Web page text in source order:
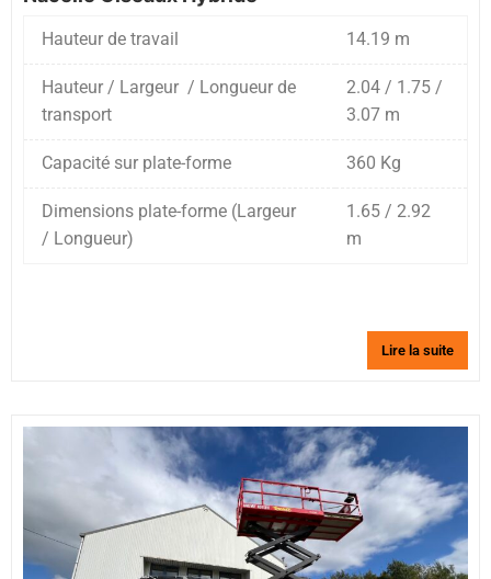
Hauteur de travail 14.19 m
Hauteur / Largeur / Longueur de
transport
2.04 / 1.75 /
3.07 m
Capacité sur plate-forme 360 Kg
Dimensions plate-forme (Largeur
/ Longueur)
1.65 / 2.92
m
Lire la suite